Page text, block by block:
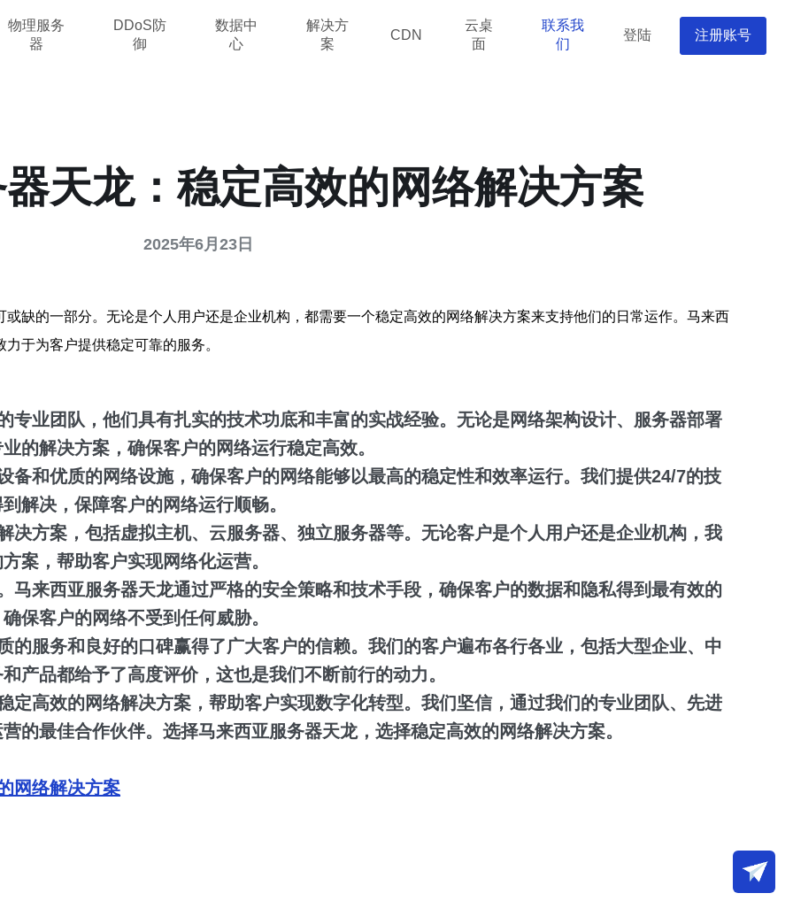
物理服务
器
DDoS防
御
数据中
心
解决方
案
CDN
云桌
面
联系我
们
登陆 注册账号
天龙：稳定高效的网络解决方案
2025年6月23日
缺的一部分。无论是个人用户还是企业机构，都需要一个稳定高效的网络解决方案来支持他们的日常运作。马来西
于为客户提供稳定可靠的服务。
专业团队，他们具有扎实的技术功底和丰富的实战经验。无论是网络架构设计、服务器部署
的解决方案，确保客户的网络运行稳定高效。
备和优质的网络设施，确保客户的网络能够以最高的稳定性和效率运行。我们提供24/7的技
解决，保障客户的网络运行顺畅。
决方案，包括虚拟主机、云服务器、独立服务器等。无论客户是个人用户还是企业机构，我
案，帮助客户实现网络化运营。
马来西亚服务器天龙通过严格的安全策略和技术手段，确保客户的数据和隐私得到最有效的
保客户的网络不受到任何威胁。
的服务和良好的口碑赢得了广大客户的信赖。我们的客户遍布各行各业，包括大型企业、中
产品都给予了高度评价，这也是我们不断前行的动力。
定高效的网络解决方案，帮助客户实现数字化转型。我们坚信，通过我们的专业团队、先进
的最佳合作伙伴。选择马来西亚服务器天龙，选择稳定高效的网络解决方案。
网络解决方案